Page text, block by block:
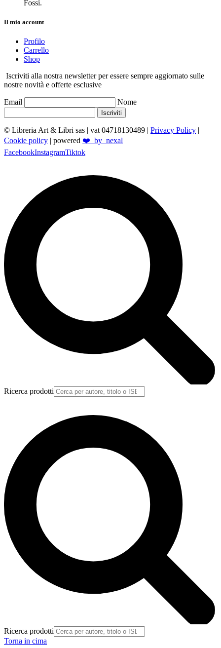
Fossi.
Il mio account
Profilo
Carrello
Shop
Iscriviti alla nostra newsletter per essere sempre aggiornato sulle
nostre novità e offerte esclusive
Email Nome
Iscriviti
© Libreria Art & Libri sas | vat 04718130489 | Privacy Policy |
Cookie policy | powered ❤️_by_nexal
FacebookInstagramTiktok
Ricerca prodotti
Ricerca prodotti
Torna in cima